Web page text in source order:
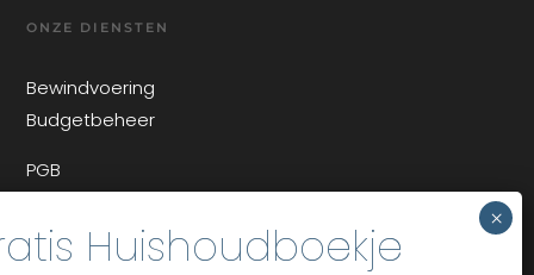
ONZE DIENSTEN
Bewindvoering
Budgetbeheer
PGB
OVER ONS